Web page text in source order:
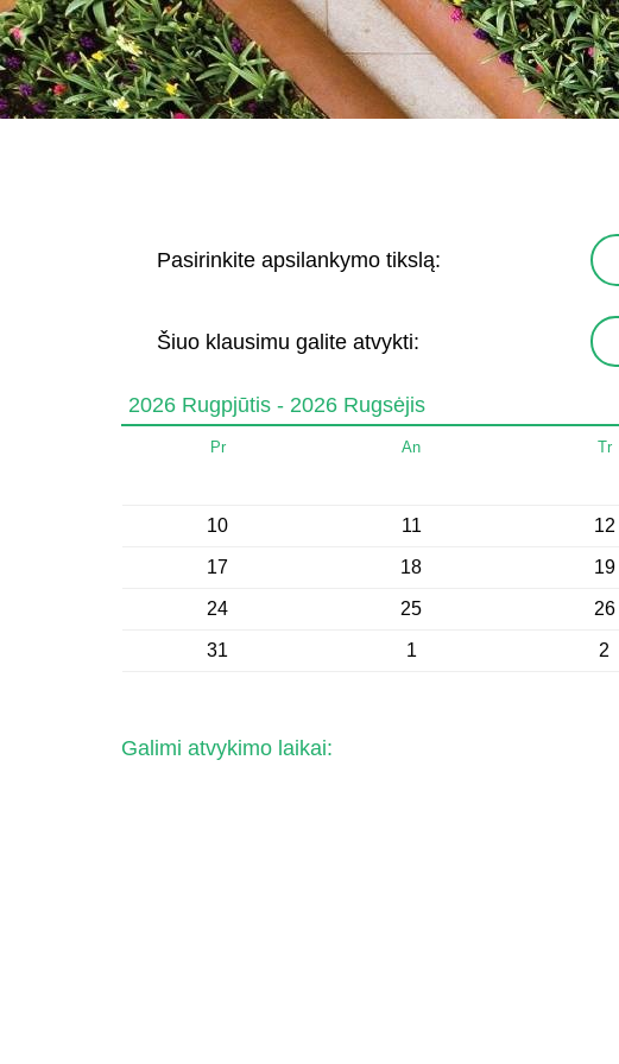
Pasirinkite apsilankymo tikslą:
Šiuo klausimu galite atvykti:
2026 Rugpjūtis - 2026 Rugsėjis
Pr An Tr
10 11 12
17 18 19
24 25 26
31 1 2
Galimi atvykimo laikai: